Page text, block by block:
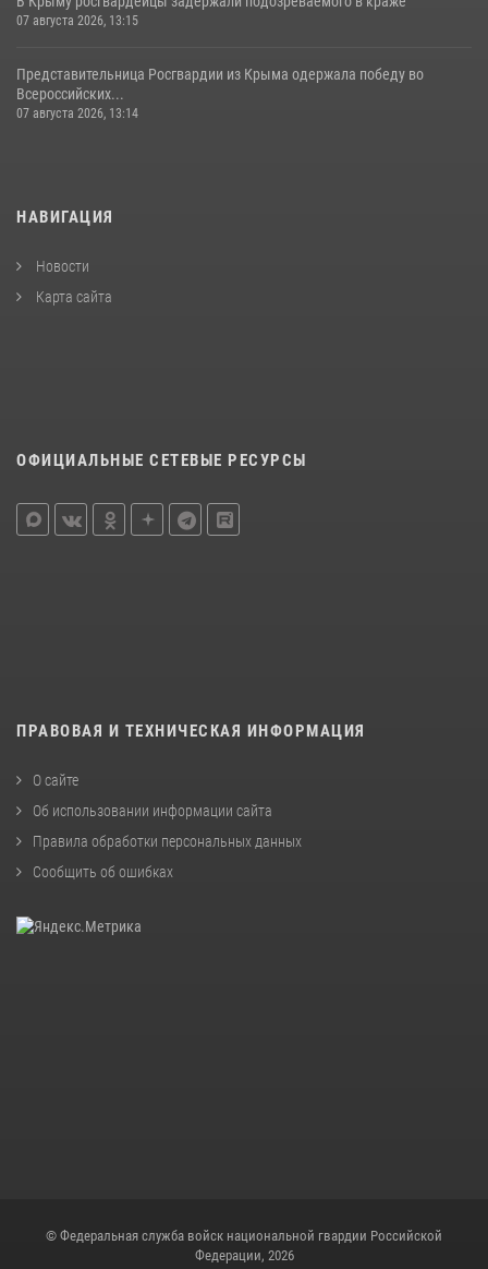
07 августа 2026, 13:15
Представительница Росгвардии из Крыма одержала победу во
Всероссийских...
07 августа 2026, 13:14
НАВИГАЦИЯ
Новости
Карта сайта
ОФИЦИАЛЬНЫЕ СЕТЕВЫЕ РЕСУРСЫ
ПРАВОВАЯ И ТЕХНИЧЕСКАЯ ИНФОРМАЦИЯ
О сайте
Об использовании информации сайта
Правила обработки персональных данных
Сообщить об ошибках
© Федеральная служба войск национальной гвардии Российской
Федерации, 2026